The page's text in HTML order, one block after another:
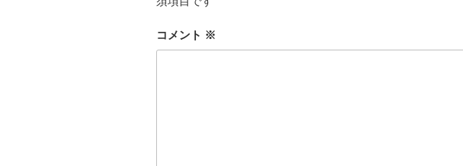
コメント ※